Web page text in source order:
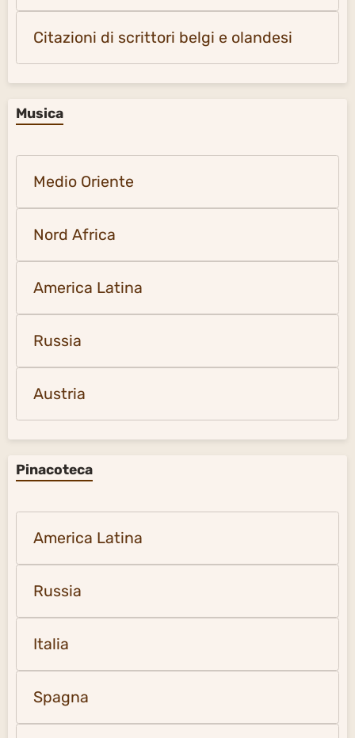
Citazioni di scrittori belgi e olandesi
Musica
Medio Oriente
Nord Africa
America Latina
Russia
Austria
Pinacoteca
America Latina
Russia
Italia
Spagna